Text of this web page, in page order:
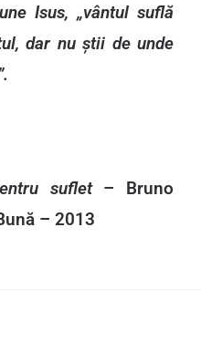
Isus, „vântul suflă
dar nu știi de unde
suflet– Bruno
– 2013